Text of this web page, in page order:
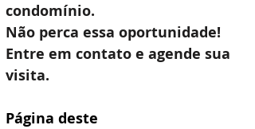
condomínio.
Não perca essa oportunidade!
Entre em contato e agende sua
visita.
Página deste